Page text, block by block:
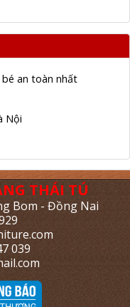
an toàn nhất
Nội
THÁI TÚ
Bom - Đồng Nai
039